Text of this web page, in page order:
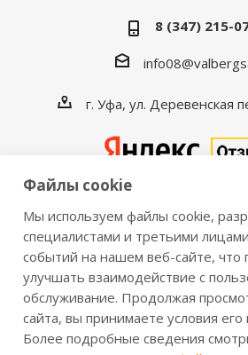
8 (347) 215-
г. Уфа, ул. Деревенская
2016-2026 © VALBERGSAFE.RU —
сейфов Valberg и металлической
Продажа сейфов для дома и
шкафов, стеллажей,
Информация о розничных
характеристиках, наличии на
Файлы cookie
Мы используем файлы cookie,
специалистами и третьими
событий на нашем веб-сайте, что
улучшать взаимодействие с
обслуживание. Продолжая
сайта, вы принимаете условия его
Более подробные сведения